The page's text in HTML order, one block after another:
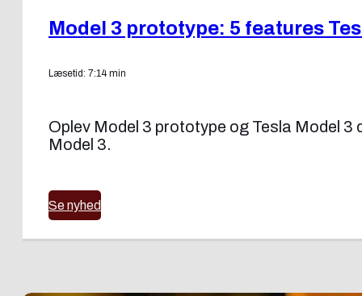
Model 3 prototype: 5 features
Læsetid: 7:14 min
Oplev Model 3 prototype og Tesla Model
Model 3.
Se nyhed